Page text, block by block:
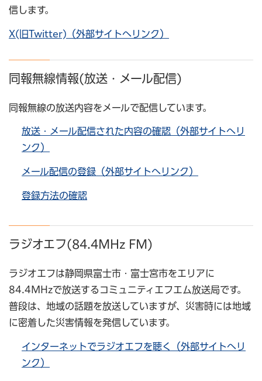
信します。
X(旧Twitter)（外部サイトへリンク）
同報無線情報(放送・メール配信)
同報無線の放送内容をメールで配信しています。
放送・メール配信された内容の確認（外部サイトへリ
ンク）
メール配信の登録（外部サイトへリンク）
登録方法の確認
ラジオエフ(84.4MHz FM)
ラジオエフは静岡県富士市・富士宮市をエリアに
84.4MHzで放送するコミュニティエフエム放送局です。
普段は、地域の話題を放送していますが、災害時には地域
に密着した災害情報を発信しています。
インターネットでラジオエフを聴く（外部サイトへリ
ンク）